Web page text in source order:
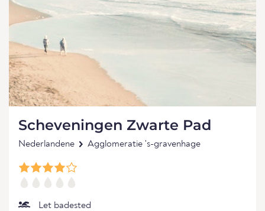
Scheveningen Zwarte Pad
Nederlandene Agglomeratie 's-gravenhage
Let badested